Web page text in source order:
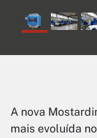
A nova
mais evoluída